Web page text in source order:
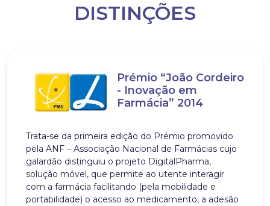
DISTINÇÕES
Prémio “João Cordeiro
- Inovação em
Farmácia” 2014
Trata-se da primeira edição do Prémio promovido
pela ANF – Associação Nacional de Farmácias cujo
galardão distinguiu o projeto DigitalPharma,
solução móvel, que permite ao utente interagir
com a farmácia facilitando (pela mobilidade e
portabilidade) o acesso ao medicamento, a adesão